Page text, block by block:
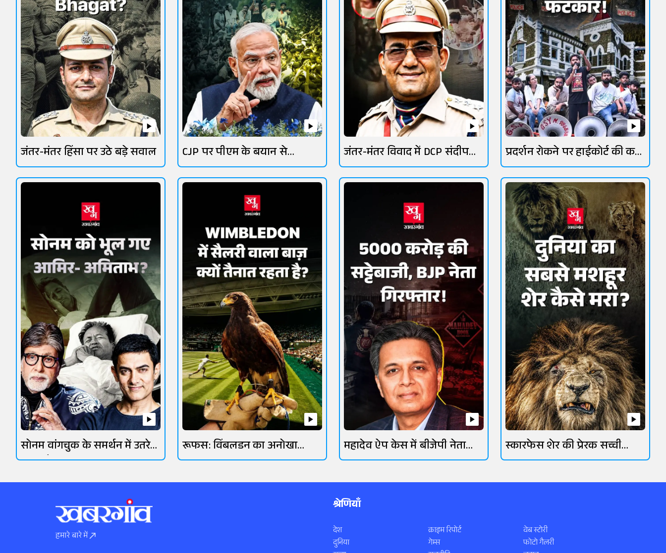
जंतर-मंतर हिंसा पर उठे बड़े सवाल
CJP पर पीएम के बयान से
सियासत तेज
जंतर-मंतर विवाद में DCP संदीप
लांबा चर्चा में
प्रदर्शन रोकने पर हाईकोर्ट की कड़ी
फटकार
सोनम वांगचुक के समर्थन में उतरे
ओमी वैद्य
रूफस: विंबलडन का अनोखा
आसमानी रक्षक
महादेव ऐप केस में बीजेपी नेता
गिरफ्तार
स्कारफेस शेर की प्रेरक सच्ची
कहानी
हमारे बारे में
श्रेणियाँ
देश
दुनिया
क्राइम रिपोर्ट
गेम्स
वेब स्टोरी
फोटो गैलरी